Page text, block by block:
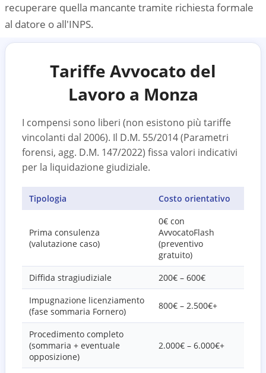
recuperare quella mancante tramite richiesta formale
al datore o all'INPS.
Tariffe Avvocato del
Lavoro a Monza
I compensi sono liberi (non esistono più tariffe
vincolanti dal 2006). Il D.M. 55/2014 (Parametri
forensi, agg. D.M. 147/2022) fissa valori indicativi
per la liquidazione giudiziale.
Tipologia Costo orientativo
Prima consulenza
(valutazione caso)
0€ con
AvvocatoFlash
(preventivo
gratuito)
Diffida stragiudiziale
200€ – 600€
Impugnazione licenziamento
(fase sommaria Fornero)
800€ – 2.500€+
Procedimento completo
(sommaria + eventuale
opposizione)
2.000€ – 6.000€+